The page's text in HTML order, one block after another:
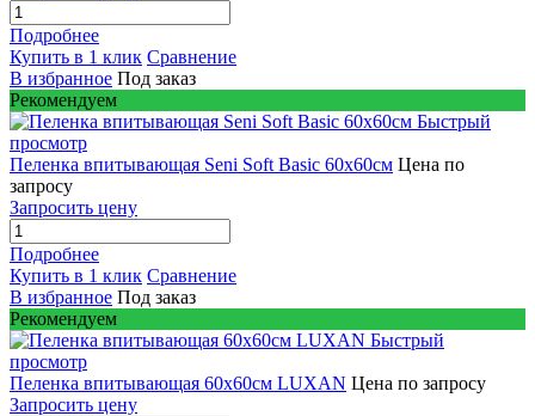
Подробнее
Купить в 1 клик Сравнение
В избранное Под заказ
Рекомендуем
Быстрый
просмотр
Пеленка впитывающая Seni Soft Basic 60х60см Цена по
запросу
Запросить цену
Подробнее
Купить в 1 клик Сравнение
В избранное Под заказ
Рекомендуем
Быстрый
просмотр
Пеленка впитывающая 60х60см LUXAN Цена по запросу
Запросить цену